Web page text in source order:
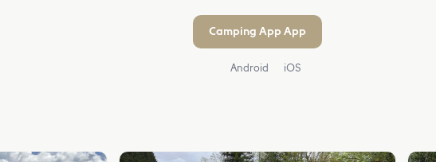
Camping App App
Android iOS